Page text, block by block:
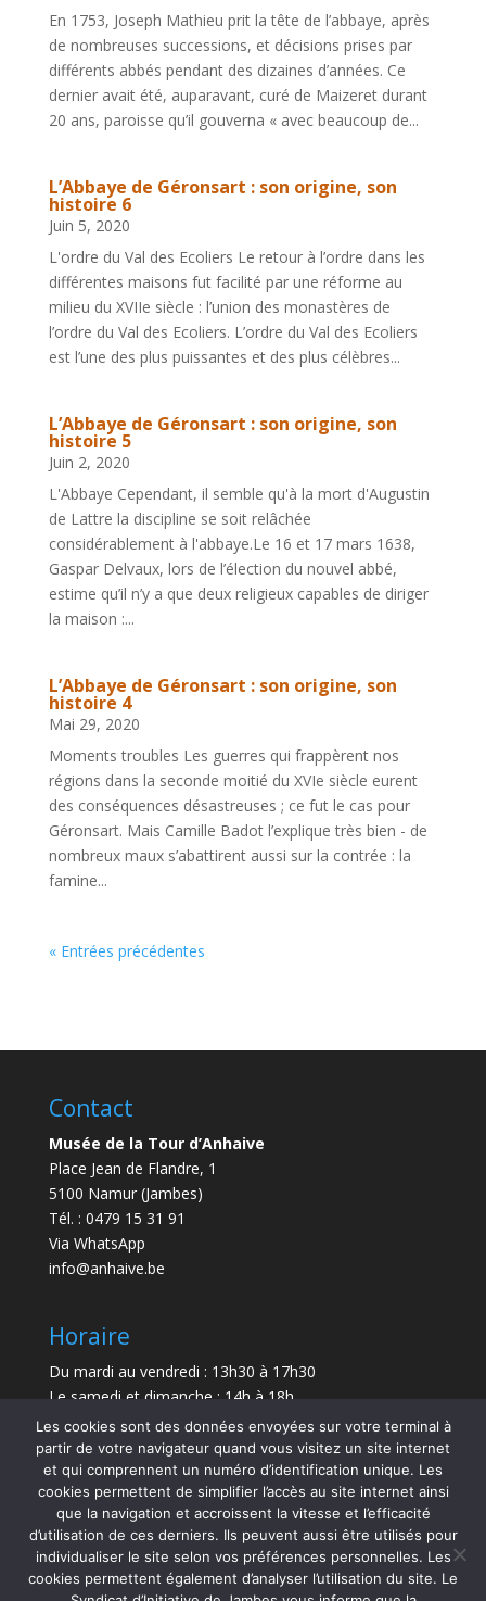
En 1753, Joseph Mathieu prit la tête de l’abbaye, après
de nombreuses successions, et décisions prises par
différents abbés pendant des dizaines d’années. Ce
dernier avait été, auparavant, curé de Maizeret durant
20 ans, paroisse qu’il gouverna « avec beaucoup de...
L’Abbaye de Géronsart : son origine, son
histoire 6
Juin 5, 2020
L'ordre du Val des Ecoliers Le retour à l’ordre dans les
différentes maisons fut facilité par une réforme au
milieu du XVIIe siècle : l’union des monastères de
l’ordre du Val des Ecoliers. L’ordre du Val des Ecoliers
est l’une des plus puissantes et des plus célèbres...
L’Abbaye de Géronsart : son origine, son
histoire 5
Juin 2, 2020
L'Abbaye Cependant, il semble qu'à la mort d'Augustin
de Lattre la discipline se soit relâchée
considérablement à l'abbaye.Le 16 et 17 mars 1638,
Gaspar Delvaux, lors de l’élection du nouvel abbé,
estime qu’il n’y a que deux religieux capables de diriger
la maison :...
L’Abbaye de Géronsart : son origine, son
histoire 4
Mai 29, 2020
Moments troubles Les guerres qui frappèrent nos
régions dans la seconde moitié du XVIe siècle eurent
des conséquences désastreuses ; ce fut le cas pour
Géronsart. Mais Camille Badot l’explique très bien - de
nombreux maux s’abattirent aussi sur la contrée : la
famine...
« Entrées précédentes
Contact
Musée de la Tour d’Anhaive
Place Jean de Flandre, 1
5100 Namur (Jambes)
Tél. : 0479 15 31 91
Via WhatsApp
info@anhaive.be
Horaire
Du mardi au vendredi : 13h30 à 17h30
Le samedi et dimanche : 14h à 18h
Durée de la visite : entre 30 minutes et 1 h
Le Musée sera exceptionnellement fermé le 21 juillet
et le 15 août 2026.
Les cookies sont des données envoyées sur votre terminal à
partir de votre navigateur quand vous visitez un site internet
et qui comprennent un numéro d’identification unique. Les
cookies permettent de simplifier l’accès au site internet ainsi
que la navigation et accroissent la vitesse et l’efficacité
d’utilisation de ces derniers. Ils peuvent aussi être utilisés pour
individualiser le site selon vos préférences personnelles. Les
cookies permettent également d’analyser l’utilisation du site. Le